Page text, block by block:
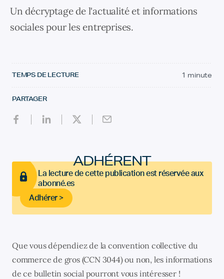
Un décryptage de l'actualité et informations
sociales pour les entreprises.
TEMPS DE LECTURE 1 minute
PARTAGER
ADHÉRENT
La lecture de cette publication est réservée aux
abonné.es
Adhérer >
Que vous dépendiez de la convention collective du
commerce de gros (CCN 3044) ou non, les informations
de ce bulletin social pourront vous intéresser !